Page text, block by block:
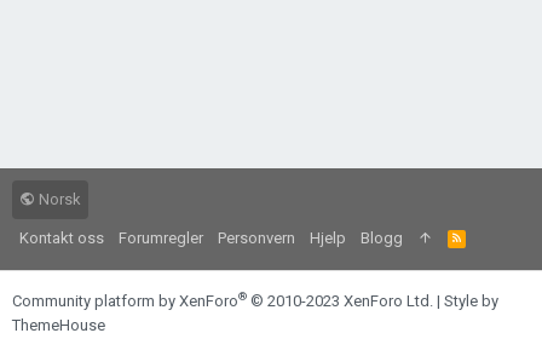
Norsk
Kontakt oss Forumregler Personvern Hjelp Blogg
R
S
S
Community platform by XenForo® © 2010-2023 XenForo Ltd. | Style by
ThemeHouse